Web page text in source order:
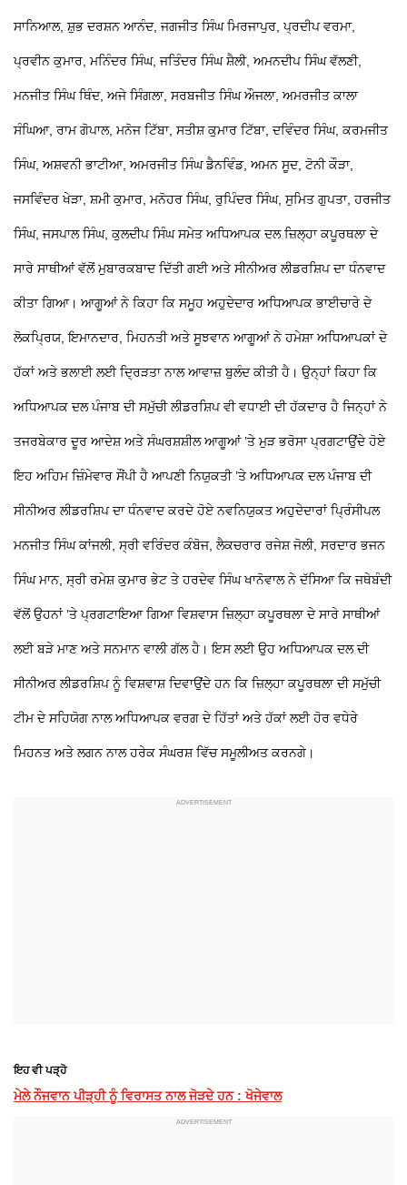
ਸਾਨਿਆਲ, ਸ਼ੁਭ ਦਰਸ਼ਨ ਆਨੰਦ, ਜਗਜੀਤ ਸਿੰਘ ਮਿਰਜਾਪੁਰ, ਪ੍ਰਦੀਪ ਵਰਮਾ,
ਪ੍ਰਵੀਨ ਕੁਮਾਰ, ਮਨਿੰਦਰ ਸਿੰਘ, ਜਤਿੰਦਰ ਸਿੰਘ ਸ਼ੈਲੀ, ਅਮਨਦੀਪ ਸਿੰਘ ਵੱਲਣੀ,
ਮਨਜੀਤ ਸਿੰਘ ਥਿੰਦ, ਅਜੇ ਸਿੰਗਲਾ, ਸਰਬਜੀਤ ਸਿੰਘ ਔਜਲਾ, ਅਮਰਜੀਤ ਕਾਲਾ
ਸੰਘਿਆ, ਰਾਮ ਗੋਪਾਲ, ਮਨੋਜ ਟਿੱਬਾ, ਸਤੀਸ਼ ਕੁਮਾਰ ਟਿੱਬਾ, ਦਵਿੰਦਰ ਸਿੰਘ, ਕਰਮਜੀਤ
ਸਿੰਘ, ਅਸ਼ਵਨੀ ਭਾਟੀਆ, ਅਮਰਜੀਤ ਸਿੰਘ ਡੈਨਵਿੰਡ, ਅਮਨ ਸੂਦ, ਟੋਨੀ ਕੌੜਾ,
ਜਸਵਿੰਦਰ ਖੇੜਾ, ਸ਼ਮੀ ਕੁਮਾਰ, ਮਨੋਹਰ ਸਿੰਘ, ਰੁਪਿੰਦਰ ਸਿੰਘ, ਸੁਮਿਤ ਗੁਪਤਾ, ਹਰਜੀਤ
ਸਿੰਘ, ਜਸਪਾਲ ਸਿੰਘ, ਕੁਲਦੀਪ ਸਿੰਘ ਸਮੇਤ ਅਧਿਆਪਕ ਦਲ ਜ਼ਿਲ੍ਹਾ ਕਪੂਰਥਲਾ ਦੇ
ਸਾਰੇ ਸਾਥੀਆਂ ਵੱਲੋਂ ਮੁਬਾਰਕਬਾਦ ਦਿੱਤੀ ਗਈ ਅਤੇ ਸੀਨੀਅਰ ਲੀਡਰਸ਼ਿਪ ਦਾ ਧੰਨਵਾਦ
ਕੀਤਾ ਗਿਆ। ਆਗੂਆਂ ਨੇ ਕਿਹਾ ਕਿ ਸਮੂਹ ਅਹੁਦੇਦਾਰ ਅਧਿਆਪਕ ਭਾਈਚਾਰੇ ਦੇ
ਲੋਕਪ੍ਰਿਯ, ਇਮਾਨਦਾਰ, ਮਿਹਨਤੀ ਅਤੇ ਸੂਝਵਾਨ ਆਗੂਆਂ ਨੇ ਹਮੇਸ਼ਾ ਅਧਿਆਪਕਾਂ ਦੇ
ਹੱਕਾਂ ਅਤੇ ਭਲਾਈ ਲਈ ਦ੍ਰਿੜਤਾ ਨਾਲ ਆਵਾਜ਼ ਬੁਲੰਦ ਕੀਤੀ ਹੈ। ਉਨ੍ਹਾਂ ਕਿਹਾ ਕਿ
ਅਧਿਆਪਕ ਦਲ ਪੰਜਾਬ ਦੀ ਸਮੁੱਚੀ ਲੀਡਰਸ਼ਿਪ ਵੀ ਵਧਾਈ ਦੀ ਹੱਕਦਾਰ ਹੈ ਜਿਨ੍ਹਾਂ ਨੇ
ਤਜਰਬੇਕਾਰ ਦੂਰ ਆਦੇਸ਼ ਅਤੇ ਸੰਘਰਸ਼ਸ਼ੀਲ ਆਗੂਆਂ ’ਤੇ ਮੁੜ ਭਰੋਸਾ ਪ੍ਰਗਟਾਉਂਦੇ ਹੋਏ
ਇਹ ਅਹਿਮ ਜ਼ਿੰਮੇਵਾਰ ਸੌਂਪੀ ਹੈ ਆਪਣੀ ਨਿਯੁਕਤੀ ’ਤੇ ਅਧਿਆਪਕ ਦਲ ਪੰਜਾਬ ਦੀ
ਸੀਨੀਅਰ ਲੀਡਰਸ਼ਿਪ ਦਾ ਧੰਨਵਾਦ ਕਰਦੇ ਹੋਏ ਨਵਨਿਯੁਕਤ ਅਹੁਦੇਦਾਰਾਂ ਪ੍ਰਿੰਸੀਪਲ
ਮਨਜੀਤ ਸਿੰਘ ਕਾਂਜਲੀ, ਸ੍ਰੀ ਵਰਿੰਦਰ ਕੰਬੋਜ, ਲੈਕਚਰਾਰ ਰਜੇਸ਼ ਜੋਲੀ, ਸਰਦਾਰ ਭਜਨ
ਸਿੰਘ ਮਾਨ, ਸ੍ਰੀ ਰਮੇਸ਼ ਕੁਮਾਰ ਭੇਟ ਤੇ ਹਰਦੇਵ ਸਿੰਘ ਖਾਨੋਵਾਲ ਨੇ ਦੱਸਿਆ ਕਿ ਜਥੇਬੰਦੀ
ਵੱਲੋਂ ਉਹਨਾਂ ’ਤੇ ਪ੍ਰਗਟਾਇਆ ਗਿਆ ਵਿਸ਼ਵਾਸ ਜ਼ਿਲ੍ਹਾ ਕਪੂਰਥਲਾ ਦੇ ਸਾਰੇ ਸਾਥੀਆਂ
ਲਈ ਬੜੇ ਮਾਣ ਅਤੇ ਸਨਮਾਨ ਵਾਲੀ ਗੱਲ ਹੈ। ਇਸ ਲਈ ਉਹ ਅਧਿਆਪਕ ਦਲ ਦੀ
ਸੀਨੀਅਰ ਲੀਡਰਸ਼ਿਪ ਨੂੰ ਵਿਸ਼ਵਾਸ਼ ਦਿਵਾਉਂਦੇ ਹਨ ਕਿ ਜ਼ਿਲ੍ਹਾ ਕਪੂਰਥਲਾ ਦੀ ਸਮੁੱਚੀ
ਟੀਮ ਦੇ ਸਹਿਯੋਗ ਨਾਲ ਅਧਿਆਪਕ ਵਰਗ ਦੇ ਹਿੱਤਾਂ ਅਤੇ ਹੱਕਾਂ ਲਈ ਹੋਰ ਵਧੇਰੇ
ਮਿਹਨਤ ਅਤੇ ਲਗਨ ਨਾਲ ਹਰੇਕ ਸੰਘਰਸ਼ ਵਿੱਚ ਸਮੂਲੀਅਤ ਕਰਨਗੇ।
ਇਹ ਵੀ ਪੜ੍ਹੋ
ਮੇਲੇ ਨੌਜਵਾਨ ਪੀੜ੍ਹੀ ਨੂੰ ਵਿਰਾਸਤ ਨਾਲ ਜੋੜਦੇ ਹਨ : ਖੋਜੇਵਾਲ